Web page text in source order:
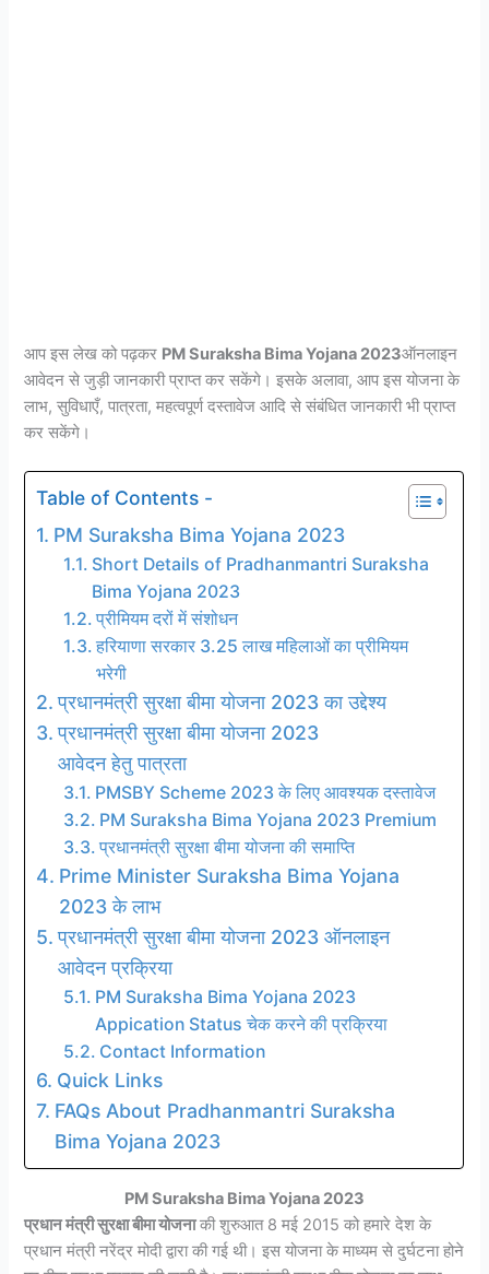
आप इस लेख को पढ़कर PM Suraksha Bima Yojana 2023ऑनलाइन
आवेदन से जुड़ी जानकारी प्राप्त कर सकेंगे। इसके अलावा, आप इस योजना के
लाभ, सुविधाएँ, पात्रता, महत्वपूर्ण दस्तावेज आदि से संबंधित जानकारी भी प्राप्त
कर सकेंगे।
Table of Contents -
PM Suraksha Bima Yojana 2023
Short Details of Pradhanmantri Suraksha
Bima Yojana 2023
प्रीमियम दरों में संशोधन
हरियाणा सरकार 3.25 लाख महिलाओं का प्रीमियम
भरेगी
प्रधानमंत्री सुरक्षा बीमा योजना 2023 का उद्देश्य
प्रधानमंत्री सुरक्षा बीमा योजना 2023
आवेदन हेतु पात्रता
PMSBY Scheme 2023 के लिए आवश्यक दस्तावेज
PM Suraksha Bima Yojana 2023 Premium
प्रधानमंत्री सुरक्षा बीमा योजना की समाप्ति
Prime Minister Suraksha Bima Yojana
2023 के लाभ
प्रधानमंत्री सुरक्षा बीमा योजना 2023 ऑनलाइन
आवेदन प्रक्रिया
PM Suraksha Bima Yojana 2023
Appication Status चेक करने की प्रक्रिया
Contact Information
Quick Links
FAQs About Pradhanmantri Suraksha
Bima Yojana 2023
PM Suraksha Bima Yojana 2023
प्रधान मंत्री सुरक्षा बीमा योजनाकी शुरुआत 8 मई 2015 को हमारे देश के
प्रधान मंत्री नरेंद्र मोदी द्वारा की गई थी। इस योजना के माध्यम से दुर्घटना होने